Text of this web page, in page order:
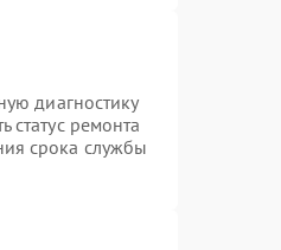
диагностику
статус ремонта
срока службы